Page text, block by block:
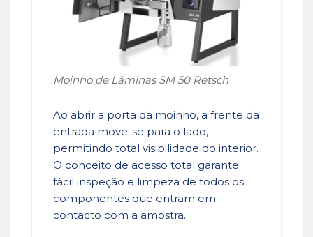
Moinho de Lâminas SM 50 Retsch
Ao abrir a porta da moinho, a frente da
entrada move-se para o lado,
permitindo total visibilidade do interior.
O conceito de acesso total garante
fácil inspeção e limpeza de todos os
componentes que entram em
contacto com a amostra.